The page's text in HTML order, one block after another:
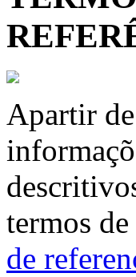
Apartir
termos
de